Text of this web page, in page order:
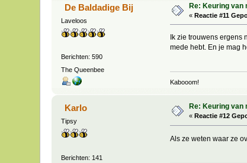
De Baldadige Bij
Laveloos
Berichten: 590
The Queenbee
Re: Keuring van
«Reactie #11
Ik zie trouwens ergens
mede hebt. En je mag
Kabooom!
Karlo
Tipsy
Berichten: 141
Re: Keuring van
« Reactie #12
Als ze weten waar ze